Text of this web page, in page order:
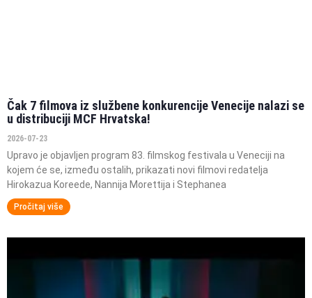
Čak 7 filmova iz službene konkurencije Venecije nalazi se
u distribuciji MCF Hrvatska!
2026-07-23
Upravo je objavljen program 83. filmskog festivala u Veneciji na
kojem će se, između ostalih, prikazati novi filmovi redatelja
Hirokazua Koreede, Nannija Morettija i Stephanea
Pročitaj više